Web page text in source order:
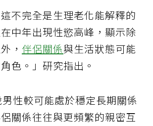
不完全是生理老化能解釋的
中年出現性慾高峰，顯示除
， 伴侶關係與生活狀態可能
色。」研究指出。
性較可能處於穩定長期關係
關係往往與更頻繁的親密互